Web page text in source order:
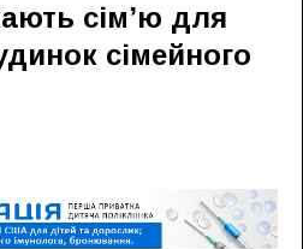
сім’ю для
сімейного